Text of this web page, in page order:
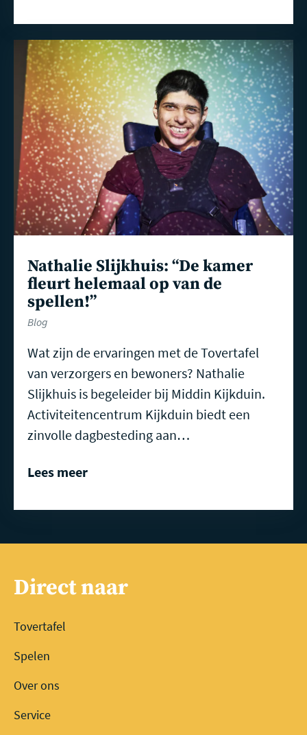
Nathalie Slijkhuis: “De kamer
fleurt helemaal op van de
spellen!”
Blog
Wat zijn de ervaringen met de Tovertafel
van verzorgers en bewoners? Nathalie
Slijkhuis is begeleider bij Middin Kijkduin.
Activiteitencentrum Kijkduin biedt een
zinvolle dagbesteding aan…
Lees meer
Lees
meer
Direct naar
Tovertafel
Spelen
Over ons
Service